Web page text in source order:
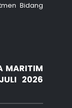
Bidang
MARITIM
2026